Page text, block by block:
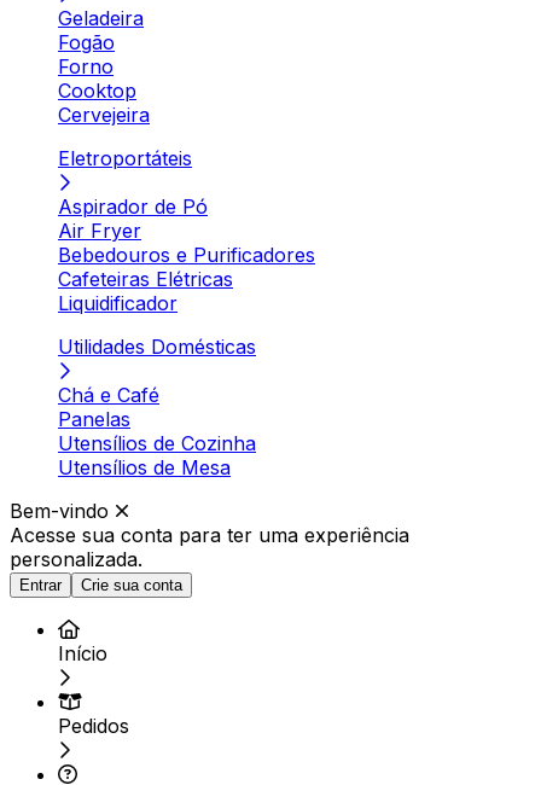
Geladeira
Fogão
Forno
Cooktop
Cervejeira
Eletroportáteis
Aspirador de Pó
Air Fryer
Bebedouros e Purificadores
Cafeteiras Elétricas
Liquidificador
Utilidades Domésticas
Chá e Café
Panelas
Utensílios de Cozinha
Utensílios de Mesa
Bem-vindo
Acesse sua conta para ter uma experiência
personalizada.
Entrar Crie sua conta
Início
Pedidos